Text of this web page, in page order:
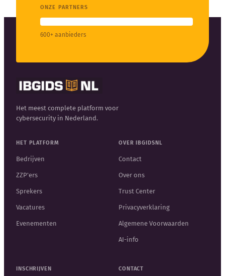
ONZE PARTNERS
600+ aanbieders
Het meest complete platform voor
cybersecurity in Nederland.
HET PLATFORM
Bedrijven
ZZP'ers
Sprekers
Vacatures
Evenementen
OVER IBGIDSNL
Contact
Over ons
Trust Center
Privacyverklaring
Algemene Voorwaarden
AI-info
INSCHRIJVEN CONTACT